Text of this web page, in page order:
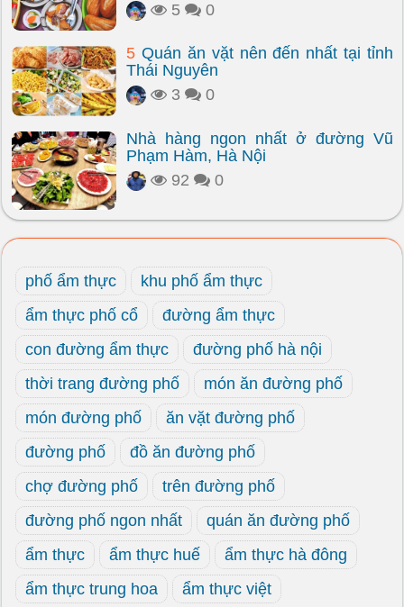
5
0
5 Quán ăn vặt nên đến nhất tại tỉnh
Thái Nguyên
3
0
Nhà hàng ngon nhất ở đường Vũ
Phạm Hàm, Hà Nội
92
0
phố ẩm thực
khu phố ẩm thực
ẩm thực phố cổ
đường ẩm thực
con đường ẩm thực
đường phố hà nội
thời trang đường phố
món ăn đường phố
món đường phố
ăn vặt đường phố
đường phố
đồ ăn đường phố
chợ đường phố
trên đường phố
đường phố ngon nhất
quán ăn đường phố
ẩm thực
ẩm thực huế
ẩm thực hà đông
ẩm thực trung hoa
ẩm thực việt